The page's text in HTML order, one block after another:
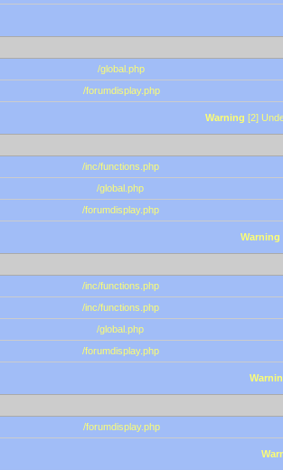
/global.php
/forumdisplay.php
Warning [2]
/inc/functions.php
/global.php
/forumdisplay.php
Warning
/inc/functions.php
/inc/functions.php
/global.php
/forumdisplay.php
/forumdisplay.php